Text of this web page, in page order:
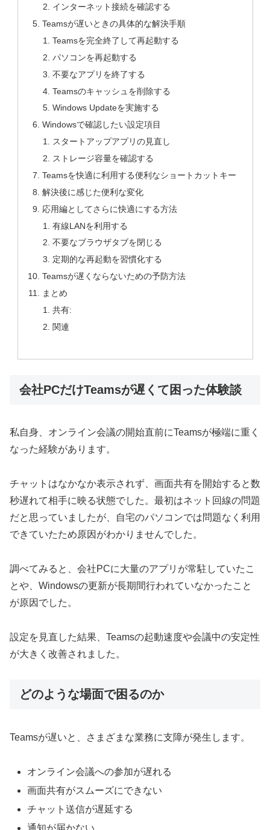
インターネット接続を確認する
Teamsが遅いときの具体的な解決手順
Teamsを完全終了して再起動する
パソコンを再起動する
不要なアプリを終了する
Teamsのキャッシュを削除する
Windows Updateを実施する
Windowsで確認したい設定項目
スタートアップアプリの見直し
ストレージ容量を確認する
Teamsを快適に利用する便利なショートカットキー
解決後に感じた便利な変化
応用編としてさらに快適にする方法
有線LANを利用する
不要なブラウザタブを閉じる
定期的な再起動を習慣化する
Teamsが遅くならないための予防方法
まとめ
共有:
関連
会社PCだけTeamsが遅くて困った体験談
私自身、オンライン会議の開始直前にTeamsが極端に重く
なった経験があります。
チャットはなかなか表示されず、画面共有を開始すると数
秒遅れて相手に映る状態でした。最初はネット回線の問題
だと思っていましたが、自宅のパソコンでは問題なく利用
できていたため原因がわかりませんでした。
調べてみると、会社PCに大量のアプリが常駐していたこ
とや、Windowsの更新が長期間行われていなかったこと
が原因でした。
設定を見直した結果、Teamsの起動速度や会議中の安定性
が大きく改善されました。
どのような場面で困るのか
Teamsが遅いと、さまざまな業務に支障が発生します。
オンライン会議への参加が遅れる
画面共有がスムーズにできない
チャット送信が遅延する